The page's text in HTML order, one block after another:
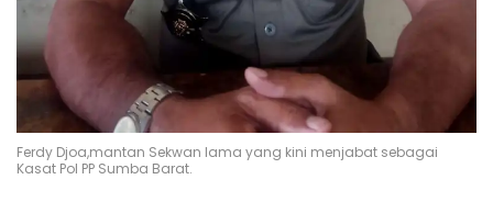
Ferdy Djoa,mantan Sekwan lama yang kini menjabat sebagai
Kasat Pol PP Sumba Barat.